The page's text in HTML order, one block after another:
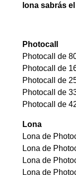
lona sabrás
Photocall
Photocall de
Photocall de
Photocall de
Photocall de
Photocall de
Lona
Lona de
Lona de
Lona de
Lona de